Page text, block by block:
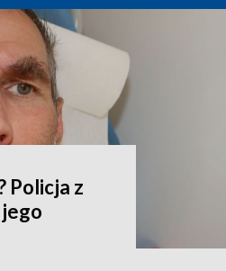
Policja z